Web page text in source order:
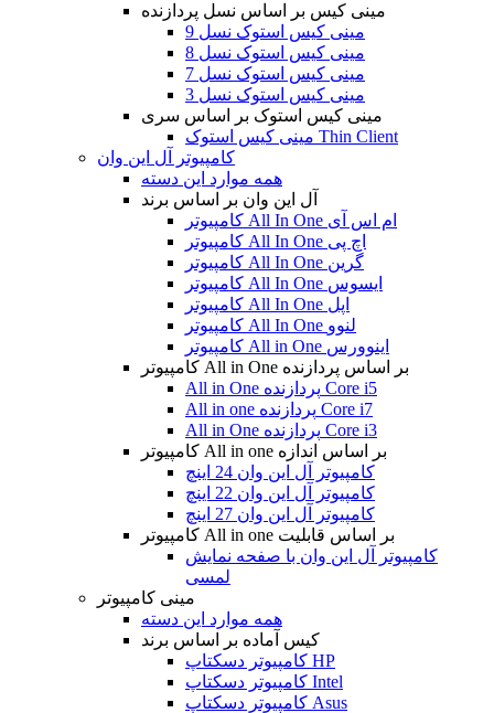
مینی کیس بر اساس نسل پردازنده
مینی کیس استوک نسل 9
مینی کیس استوک نسل 8
مینی کیس استوک نسل 7
مینی کیس استوک نسل 3
مینی کیس استوک بر اساس سری
مینی کیس استوک Thin Client
کامپیوتر آل این وان
همه موارد این دسته
آل این وان بر اساس برند
کامپیوتر All In One ام اس آی
کامپیوتر All In One اچ پی
کامپیوتر All In One گرین
کامپیوتر All In One ایسوس
کامپیوتر All In One اپل
کامپیوتر All In One لنوو
کامپیوتر All in One اینوورس
کامپیوتر All in One بر اساس پردازنده
All in One پردازنده Core i5
All in one پردازنده Core i7
All in One پردازنده Core i3
کامپیوتر All in one بر اساس اندازه
کامپیوتر آل این وان 24 اینچ
کامپیوتر آل این وان 22 اینچ
کامپیوتر آل این وان 27 اینچ
کامپیوتر All in one بر اساس قابلیت
کامپیوتر آل این وان با صفحه نمایش
لمسی
مینی کامپیوتر
همه موارد این دسته
کیس آماده بر اساس برند
کامپیوتر دسکتاپ HP
کامپیوتر دسکتاپ Intel
کامپیوتر دسکتاپ Asus